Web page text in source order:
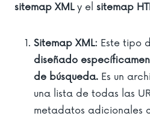
sitemap XMLy el sitemap
Sitemap XML: Este tipo
diseñado
de búsqueda. Es un
una lista de todas las
metadatos adicionales